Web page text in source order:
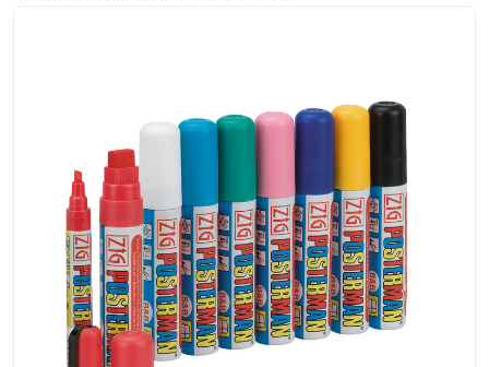
Bageriplåtar & bakformar
Stickvagnar & transport
Utensilier
Bord